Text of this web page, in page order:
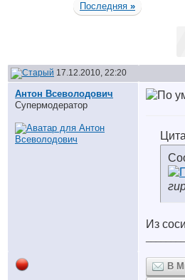
Последняя »
17.12.2010, 22:20
Антон Всеволодович
Супермодератор
Из
В